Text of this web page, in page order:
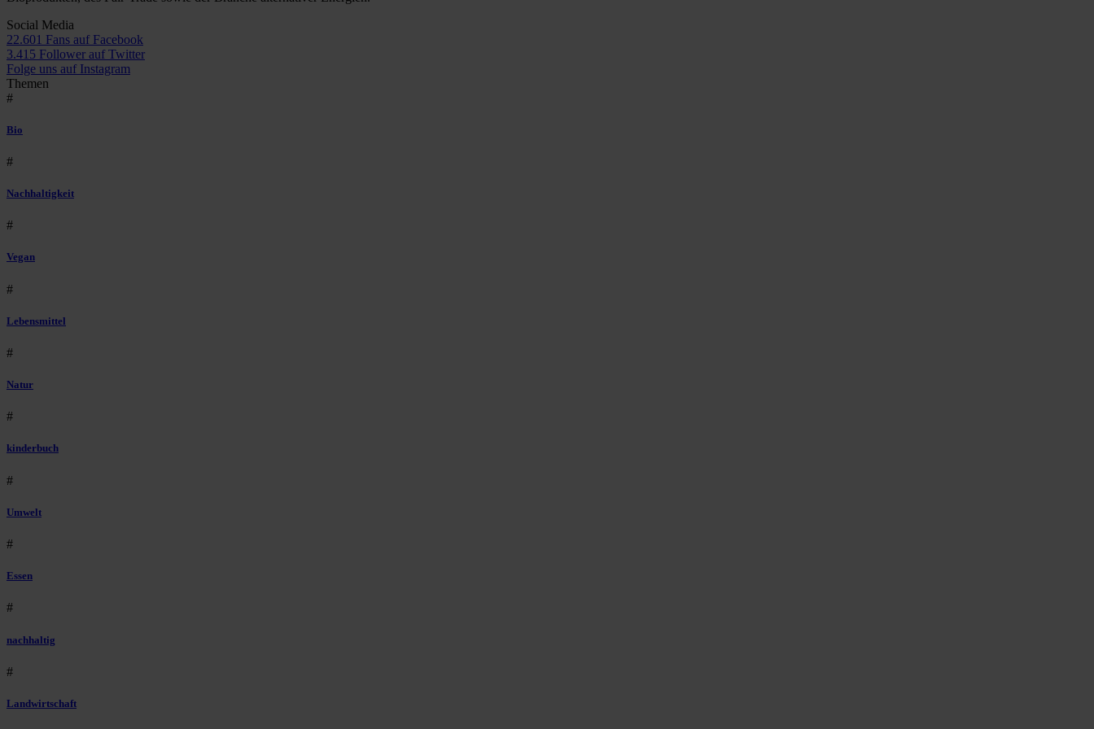
Social Media
22.601 Fans auf Facebook
3.415 Follower auf Twitter
Folge uns auf Instagram
Themen
#
Bio
#
Nachhaltigkeit
#
Vegan
#
Lebensmittel
#
Natur
#
kinderbuch
#
Umwelt
#
Essen
#
nachhaltig
#
Landwirtschaft